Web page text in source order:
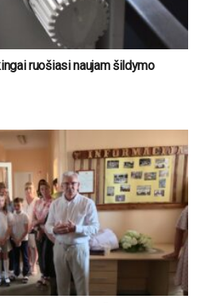
ruošiasi naujam šildymo